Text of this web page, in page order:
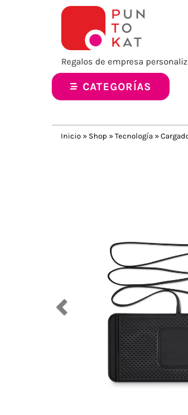
Regalos de empresa
CATEGORÍAS
Inicio » Shop » Tecnología »